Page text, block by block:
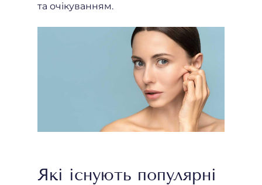
та очікуванням.
Які існують популярні